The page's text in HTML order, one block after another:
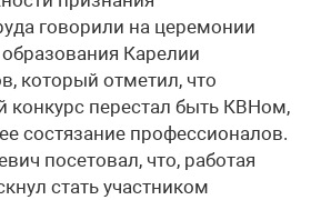
говорили на церемонии
Карелии
который отметил, что
конкурс перестал быть КВНом,
состязание профессионалов.
посетовал, что, работая
стать участником